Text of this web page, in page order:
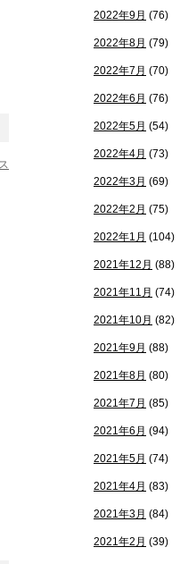
2022年9月 (76)
2022年8月 (79)
2022年7月 (70)
2022年6月 (76)
2022年5月 (54)
2022年4月 (73)
2022年3月 (69)
2022年2月 (75)
2022年1月 (104)
2021年12月 (88)
2021年11月 (74)
2021年10月 (82)
2021年9月 (88)
2021年8月 (80)
2021年7月 (85)
2021年6月 (94)
2021年5月 (74)
2021年4月 (83)
2021年3月 (84)
2021年2月 (39)